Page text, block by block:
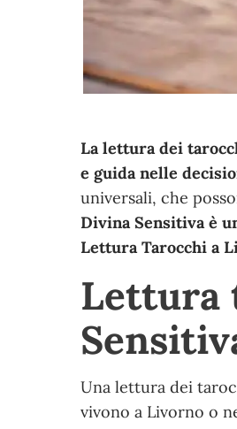
La lettura dei
e guida nelle
universali, che
Divina Sensitiva è
Lettura Tarocchi a
Lettura
Una lettura dei
vivono a Livorno o